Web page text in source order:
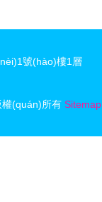
號(hào)樓1層
權(quán)所有 Sitemap